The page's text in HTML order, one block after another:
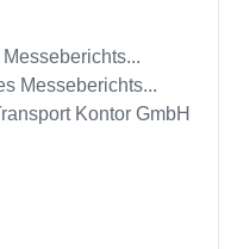
Messeberichts...
Kontor GmbH